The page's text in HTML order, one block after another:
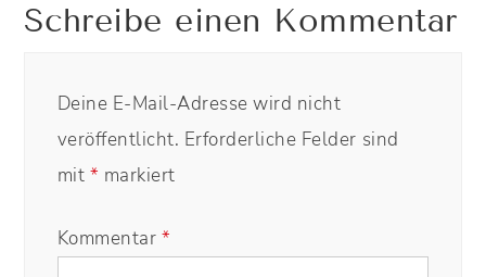
Schreibe einen Kommentar
Deine E-Mail-Adresse wird nicht
veröffentlicht. Erforderliche Felder sind
mit * markiert
Kommentar *